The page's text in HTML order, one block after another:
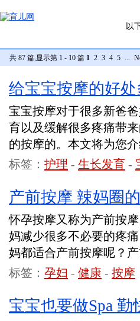
以
共 87 篇,显示第 1 - 10 篇 1 2 3 4 5 ...
给宝宝按摩的好处
宝宝按摩对于很多新爸
育以及缓解很多疼痛带
的按摩的。本文将为您
标签： 护理 - 生长发育 -
产前按摩 辣妈圈
怀孕按摩又称为产前按
妈减少很多不必要的疼
妈都适合产前按摩呢？
标签： 孕妇 - 健康 - 按摩
宝宝也要做Spa